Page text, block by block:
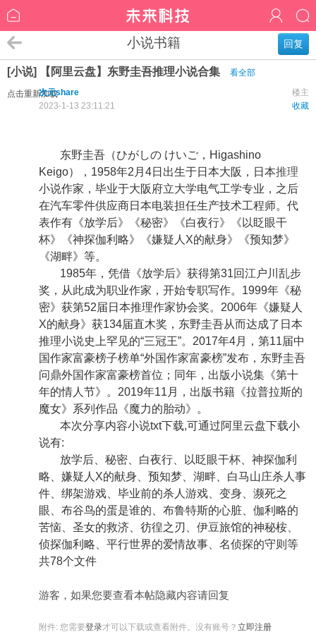
回复
小说书籍
[小说] 【阿里云盘】东野圭吾推理小说合集 看全部
点击重新加载 楼主
次元share
收藏
2023-1-13 23:11:21
东野圭吾（ひがしの けいご，Higashino
Keigo），1958年2月4日出生于日本大阪，日本推理
小说作家，毕业于大阪府立大学电气工学专业，之后
在汽车零件供应商日本电装担任生产技术工程师。代
表作有《放学后》《秘密》《白夜行》《以眨眼干
杯》《神探伽利略》《嫌疑人X的献身》《预知梦》
《湖畔》等。
1985年，凭借《放学后》获得第31回江户川乱步
奖，从此成为职业作家，开始专职写作。1999年《秘
密》获第52届日本推理作家协会奖。2006年《嫌疑人
X的献身》获134届直木奖，东野圭吾从而达成了日本
推理小说史上罕见的“三冠王”。2017年4月，第11届中
国作家富豪榜子榜单“外国作家富豪榜”发布，东野圭吾
问鼎外国作家富豪榜首位；同年，出版小说集《第十
年的情人节》。2019年11月，出版书籍《拉普拉斯的
魔女》系列作品《魔力的胎动》。
本次分享内容小说txt下载,可通过阿里云盘下载小
说有:
放学后、秘密、白夜行、以眨眼干杯、神探伽利
略、嫌疑人X的献身、预知梦、湖畔、白马山庄杀人事
件、绑架游戏、毕业前的杀人游戏、变身、濒死之
眼、布谷鸟的蛋是谁的、布鲁特斯的心脏、伽利略的
苦恼、圣女的救济、彷徨之刃、伊豆旅馆的神秘桉、
侦探伽利略、平行世界的爱情故事、名侦探的守则等
共78个文件
游客，如果您要查看本帖隐藏内容请回复
附件: 您需要登录才可以下载或查看附件。没有账号？ 立即注册